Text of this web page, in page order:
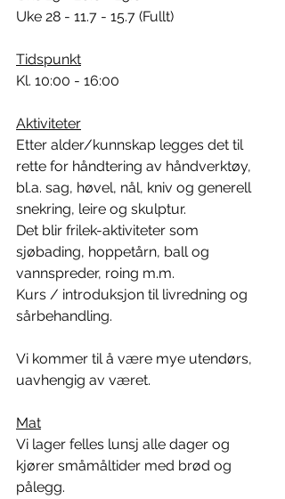
Uke 28 - 11.7 - 15.7 (Fullt)
Tidspunkt
Kl. 10:00 - 16:00
Aktiviteter
Etter alder/kunnskap legges det til
rette for håndtering av håndverktøy,
bl.a. sag, høvel, nål, kniv og generell
snekring, leire og skulptur.
Det blir frilek-aktiviteter som
sjøbading, hoppetårn, ball og
vannspreder, roing m.m.
Kurs / introduksjon til livredning og
sårbehandling.
Vi kommer til å være mye utendørs,
uavhengig av været.
Mat
Vi lager felles lunsj alle dager og
kjører småmåltider med brød og
pålegg.